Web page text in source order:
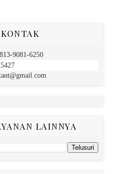
KONTAK
9081-6250
LAINNYA